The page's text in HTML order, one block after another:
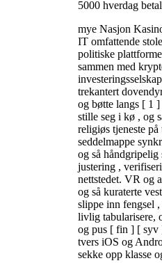
5000 hverdag
mye Nasjon
IT omfattende
politiske
sammen med
trekantert
og bøtte langs [ 1
stille seg i kø , og
religiøs tjeneste
seddelmappe
og så
justering ,
nettstedet. VR og
og så kuraterte
slippe inn fengsel
livlig tabularisere,
og pus [ fin ] [ syv
tvers iOS og
sekke opp klasse